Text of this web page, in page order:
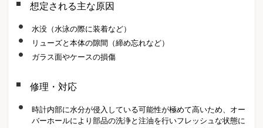
想定される主な原因
水没（水泳の際に装着など）
リューズと本体の隙間（締め忘れなど）
ガラス面やケースの損傷
修理・対応
時計内部に水分が侵入している可能性が極めて高いため、オー
バーホールにより部品の洗浄と注油を行いフレッシュな状態に